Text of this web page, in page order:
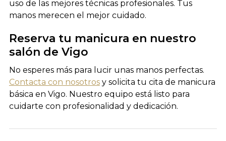
uso de las mejores técnicas profesionales. Tus
manos merecen el mejor cuidado.
Reserva tu manicura en nuestro
salón de Vigo
No esperes más para lucir unas manos perfectas.
Contacta con nosotrosy solicita tu cita de manicura
básica en Vigo. Nuestro equipo está listo para
cuidarte con profesionalidad y dedicación.